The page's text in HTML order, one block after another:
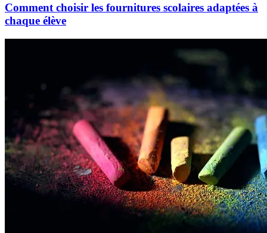
Comment choisir les fournitures scolaires adaptées à
chaque élève